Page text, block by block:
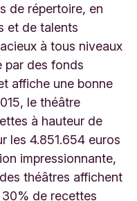
de répertoire, en
et de talents
à tous niveaux
par des fonds
affiche une bonne
le théâtre
à hauteur de
les 4.851.654 euros
impressionnante,
théâtres affichent
de recettes